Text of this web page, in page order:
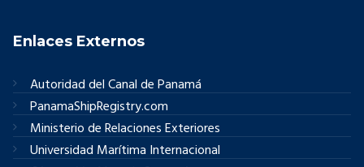
Enlaces Externos
Autoridad del Canal de Panamá
PanamaShipRegistry.com
Ministerio de Relaciones Exteriores
Universidad Marítima Internacional